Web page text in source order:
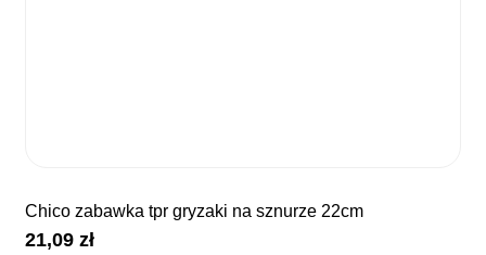
chico zabawka tpr gryzaki na sznurze 22cm
21,09zł